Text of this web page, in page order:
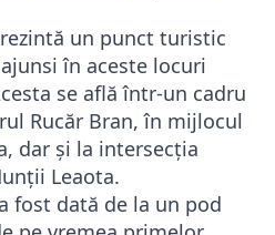
un punct turistic
în aceste locuri
se află într-un cadru
Rucăr Bran, în mijlocul
dar și la intersecția
Leaota.
fost dată de la un pod